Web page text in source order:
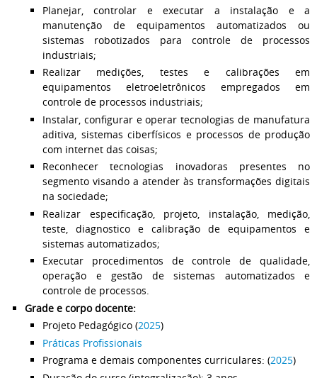
Planejar, controlar e executar a instalação e a
manutenção de equipamentos automatizados ou
sistemas robotizados para controle de processos
industriais;
Realizar medições, testes e calibrações em
equipamentos eletroeletrônicos empregados em
controle de processos industriais;
Instalar, configurar e operar tecnologias de manufatura
aditiva, sistemas ciberfísicos e processos de produção
com internet das coisas;
Reconhecer tecnologias inovadoras presentes no
segmento visando a atender às transformações digitais
na sociedade;
Realizar especificação, projeto, instalação, medição,
teste, diagnostico e calibração de equipamentos e
sistemas automatizados;
Executar procedimentos de controle de qualidade,
operação e gestão de sistemas automatizados e
controle de processos.
Grade e corpo docente:
Projeto Pedagógico (2025)
Práticas Profissionais
Programa e demais componentes curriculares: (2025)